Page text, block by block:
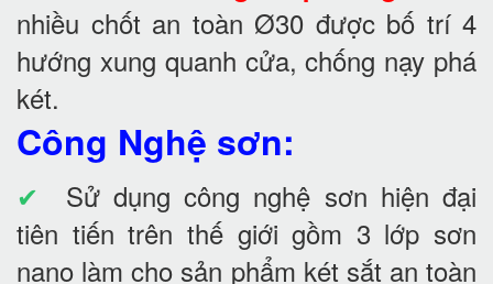
nhiều chốt an toàn Ø30 được bố trí 4
hướng xung quanh cửa, chống nạy phá
két.
Công Nghệ sơn:
✔ Sử dụng công nghệ sơn hiện đại
tiên tiến trên thế giới gồm 3 lớp sơn
nano làm cho sản phẩm két sắt an toàn